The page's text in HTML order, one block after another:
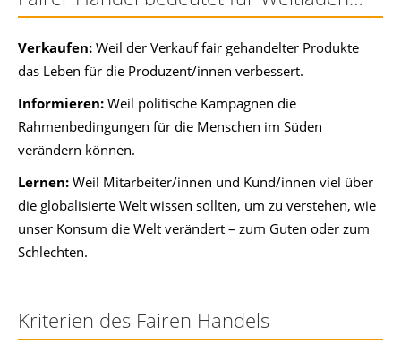
Verkaufen: Weil der Verkauf fair gehandelter Produkte
das Leben für die Produzent/innen verbessert.
Informieren: Weil politische Kampagnen die
Rahmenbedingungen für die Menschen im Süden
verändern können.
Lernen: Weil Mitarbeiter/innen und Kund/innen viel über
die globalisierte Welt wissen sollten, um zu verstehen, wie
unser Konsum die Welt verändert – zum Guten oder zum
Schlechten.
Kriterien des Fairen Handels